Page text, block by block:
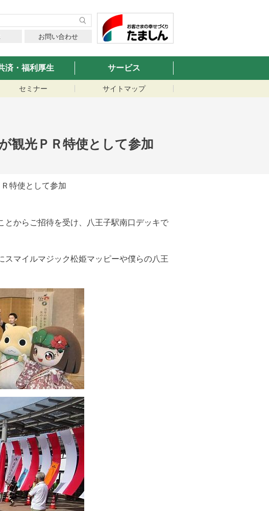
お問い合わせ
済・福利厚生 サービス
セミナー サイトマップ
観光ＰＲ特使として参加
特使として参加
とからご招待を受け、八王子駅南口デッキで
マイルマジック松姫マッピーや僕らの八王